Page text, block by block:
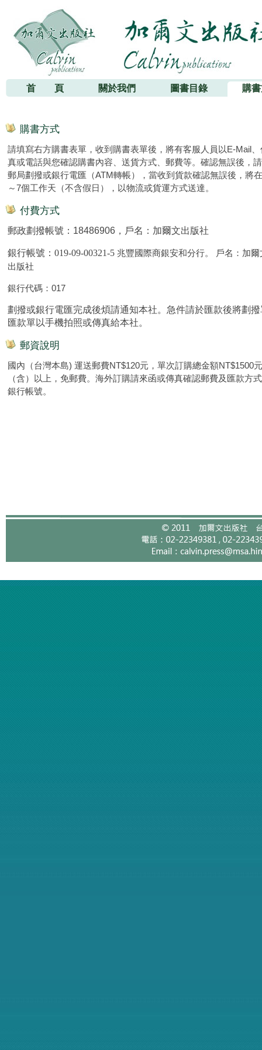
加爾文出版社
首 頁 關於我們 圖書目錄 購
購書方式
請填寫右方購書表單，收到購書表單後，將有客服人員以E-Mail、
真或電話與您確認購書內容、送貨方式、郵費等。確認無誤後，
郵局劃撥或銀行電匯（ATM轉帳），當收到貨款確認無誤後，將
～7個工作天（不含假日），以物流或貨運方式送達。
付費方式
郵政劃撥帳號：18486906，戶名：加爾文出版社
銀行帳號： 019-09-00321-5 兆豐國際商銀安和分行。 戶名：加爾
出版社
銀行代碼：017
劃撥或銀行電匯完成後煩請通知本社。急件請於匯款後將劃撥
匯款單以手機拍照或傳真給本社。
郵資說明
國內（台灣本島) 運送郵費NT$120元，單次訂購總金額NT$1500元
（含）以上，免郵費。海外訂購請來函或傳真確認郵費及匯款方
銀行帳號。